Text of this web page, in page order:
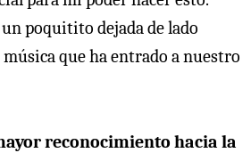
poquitito dejada de lado
que ha entrado a nuestro
reconocimiento hacia la